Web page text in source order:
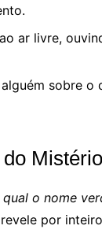
ar livre,
sobre o
Mistério
qual o nome
por